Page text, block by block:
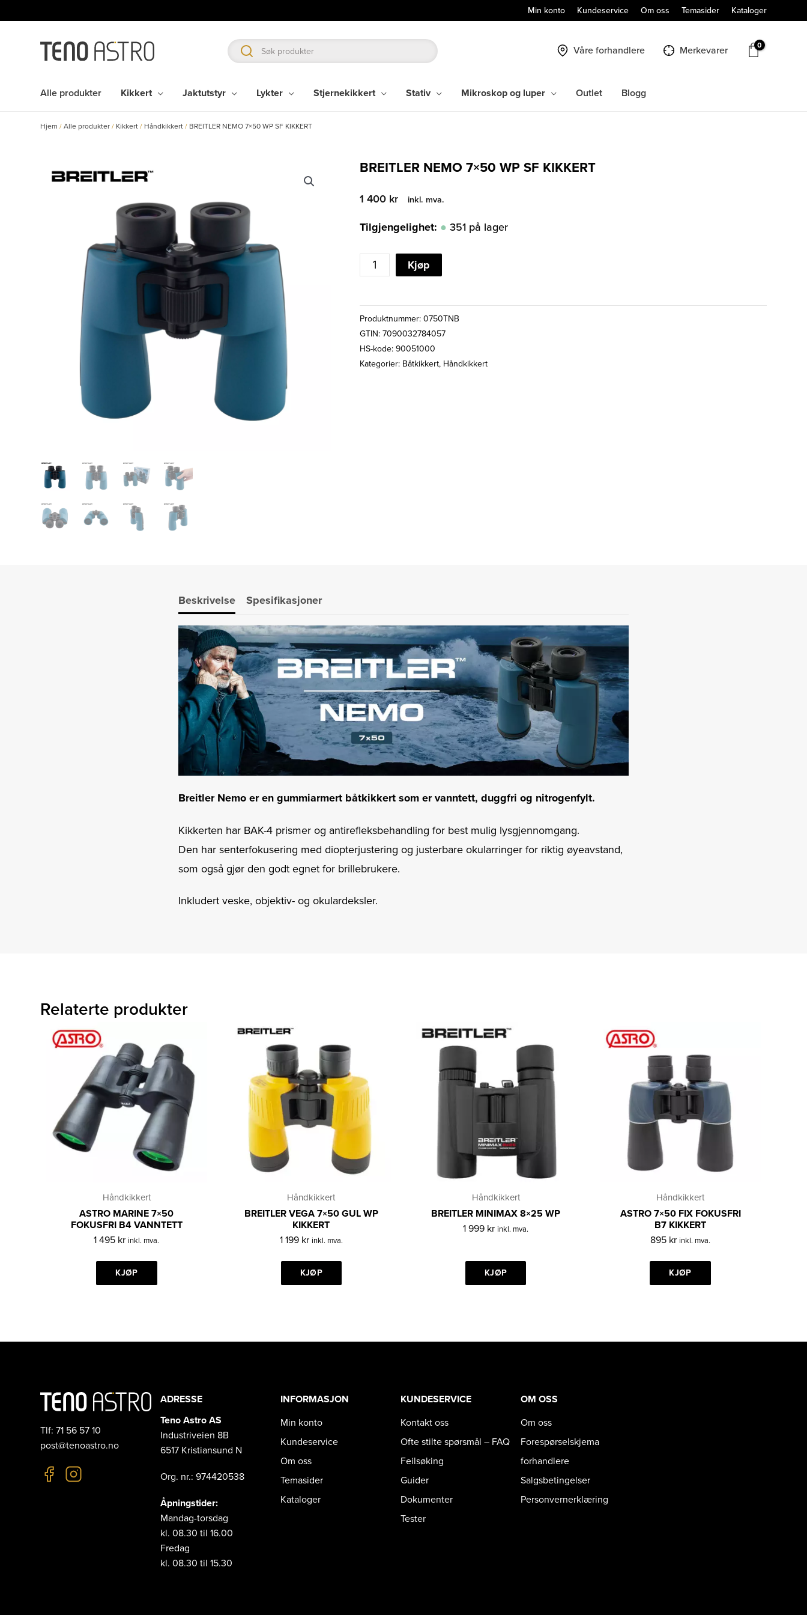
rett
Min konto Kundeservice Om oss Temasider Kataloger
Våre forhandlere Merkevarer
Alle produkter Kikkert Jaktutstyr Lykter Stjernekikkert Stativ Mikroskop og luper Outlet Blogg
Hjem /Alle produkter / Kikkert / Håndkikkert / BREITLER NEMO 7×50 WP SF KIKKERT
BREITLER NEMO 7×50 WP SF KIKKERT
1 400 kr inkl. mva.
Tilgjengelighet: 351 på lager
BREITLER
NEMO
SF
KIKKERT
antall
Kjøp
Produktnummer:0750TNB
GTIN: 7090032784057
HS-kode: 90051000
Kategorier: Båtkikkert, Håndkikkert
Beskrivelse Spesifikasjoner
Breitler Nemo er en gummiarmert båtkikkert som er vanntett, duggfri og nitrogenfylt.
Kikkerten har BAK-4 prismer og antirefleks­behandling for best mulig lysgjennomgang.
Den har senterfokusering med diopterjustering og justerbare okularringer for riktig øyeavstand,
som også gjør den godt egnet for brillebrukere.
Inkludert veske, objektiv- og okulardeksler.
Relaterte produkter
Håndkikkert
ASTRO MARINE 7×50
FOKUSFRI B4 VANNTETT
1 495 kr inkl. mva.
KJØP
Håndkikkert
BREITLER VEGA 7×50 GUL WP
KIKKERT
1 199 kr inkl. mva.
KJØP
Håndkikkert
BREITLER MINIMAX 8×25 WP
1 999 kr inkl. mva.
KJØP
Håndkikkert
ASTRO 7×50 FIX FOKUSFRI
B7 KIKKERT
895 kr inkl. mva.
KJØP
Tlf: 71 56 57 10
post@tenoastro.no
ADRESSE
Teno Astro AS
Industriveien 8B
6517 Kristiansund N
Org. nr.: 974420538
Åpningstider:
Mandag-torsdag
kl. 08.30 til 16.00
Fredag
kl. 08.30 til 15.30
INFORMASJON
Min konto
Kundeservice
Om oss
Temasider
Kataloger
KUNDESERVICE
Kontakt oss
Ofte stilte spørsmål – FAQ
Feilsøking
Guider
Dokumenter
Tester
OM OSS
Om oss
Forespørselskjema
forhandlere
Salgsbetingelser
Personvernerklæring